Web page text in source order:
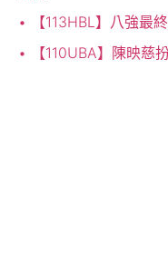
【113HBL】八強最
【110UBA】陳映慈